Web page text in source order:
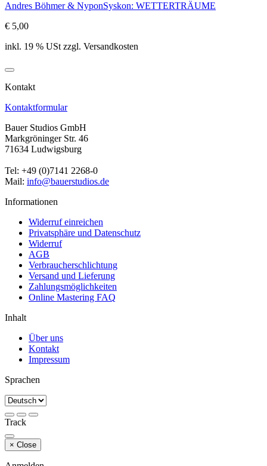
Andres Böhmer & NyponSyskon: WETTERTRÄUME
€ 5,00
inkl. 19 % USt zzgl. Versandkosten
Kontakt
Kontaktformular
Bauer Studios GmbH
Markgröninger Str. 46
71634 Ludwigsburg
Tel: +49 (0)7141 2268-0
Mail: info@bauerstudios.de
Informationen
Widerruf einreichen
Privatsphäre und Datenschutz
Widerruf
AGB
Verbraucherschlichtung
Versand und Lieferung
Zahlungsmöglichkeiten
Online Mastering FAQ
Inhalt
Über uns
Kontakt
Impressum
Sprachen
Track
× Close